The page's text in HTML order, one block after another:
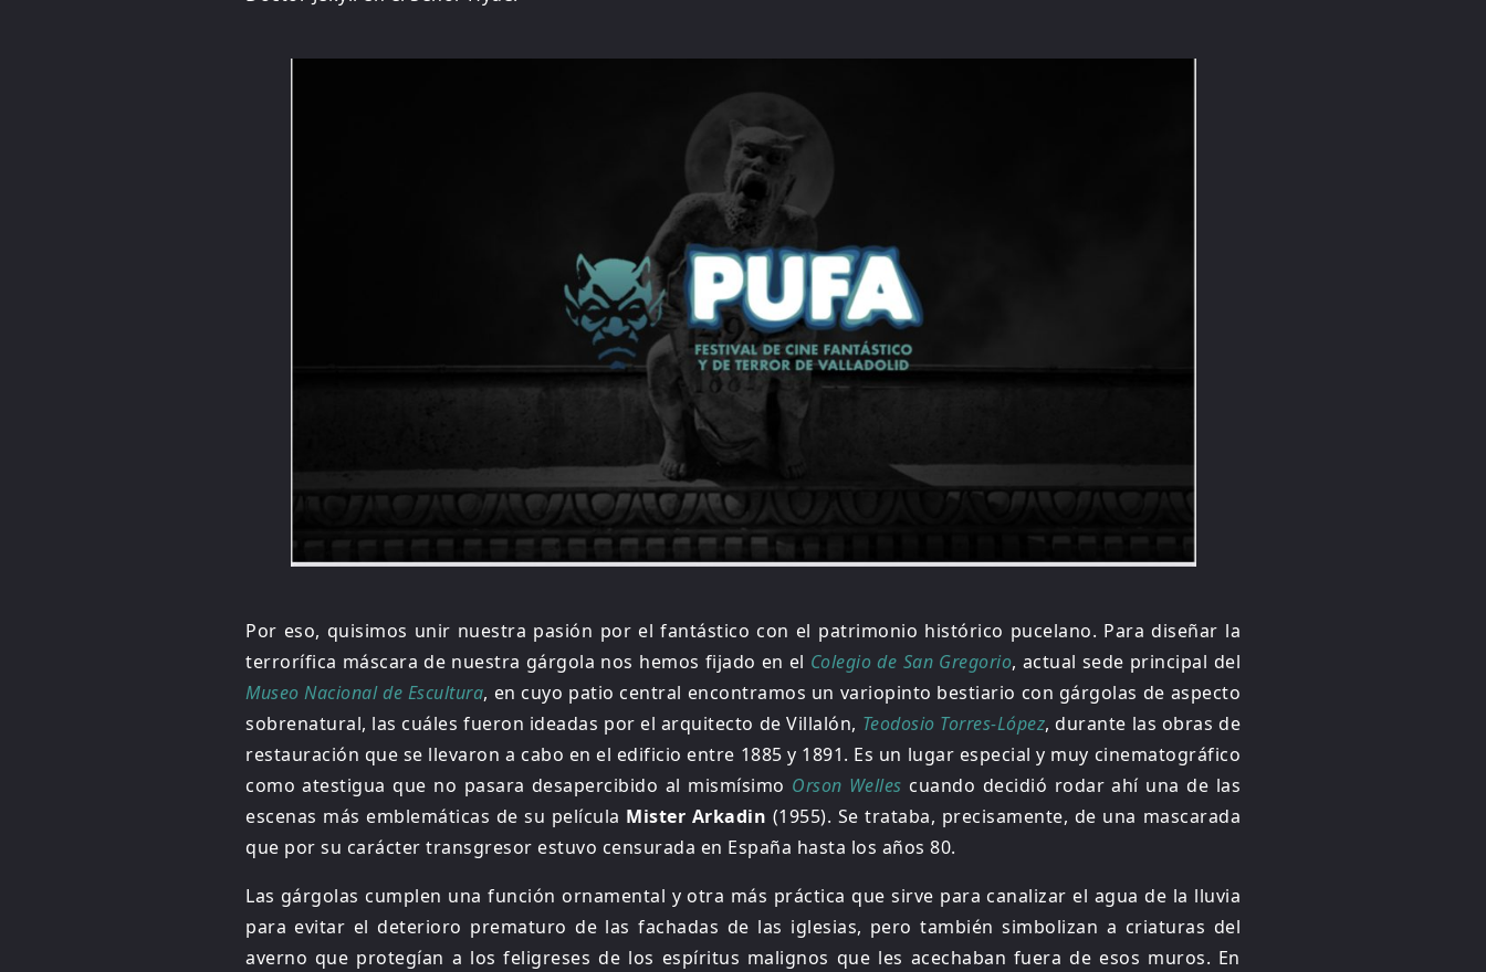
Por eso, quisimos unir nuestra pasión por el fantástico con el patrimonio histórico pucelano. Para diseñar la
terrorífica máscara de nuestra gárgola nos hemos fijado en el Colegio de San Gregorio, actual sede principal del
Museo Nacional de Escultura, en cuyo patio central encontramos un variopinto bestiario con gárgolas de aspecto
sobrenatural, las cuáles fueron ideadas por el arquitecto de Villalón, Teodosio Torres-López, durante las obras de
restauración que se llevaron a cabo en el edificio entre 1885 y 1891. Es un lugar especial y muy cinematográfico
como atestigua que no pasara desapercibido al mismísimo Orson Welles cuando decidió rodar ahí una de las
escenas más emblemáticas de su película Mister Arkadin (1955). Se trataba, precisamente, de una mascarada
que por su carácter transgresor estuvo censurada en España hasta los años 80.
Las gárgolas cumplen una función ornamental y otra más práctica que sirve para canalizar el agua de la lluvia
para evitar el deterioro prematuro de las fachadas de las iglesias, pero también simbolizan a criaturas del
averno que protegían a los feligreses de los espíritus malignos que les acechaban fuera de esos muros. En